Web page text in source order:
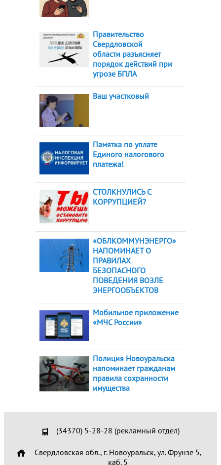
Правительство
Свердловской
области разъясняет
порядок действий при
угрозе БПЛА
Ваш участковый
Памятка по уплате
Единого налогового
платежа!
СТОЛКНУЛИСЬ С
КОРРУПЦИЕЙ?
«ОБЛКОММУНЭНЕРГО»
НАПОМИНАЕТ О
ПРАВИЛАХ
БЕЗОПАСНОГО
ПОВЕДЕНИЯ ВОЗЛЕ
ЭНЕРГООБЪЕКТОВ
Мобильное приложение
«МЧС России»
Полиция Новоуральска
напоминает гражданам
правила сохранности
имущества
(34370) 5-28-28 (рекламный отдел)
Свердловская обл., г. Новоуральск, ул. Фрунзе 5,
каб. 5